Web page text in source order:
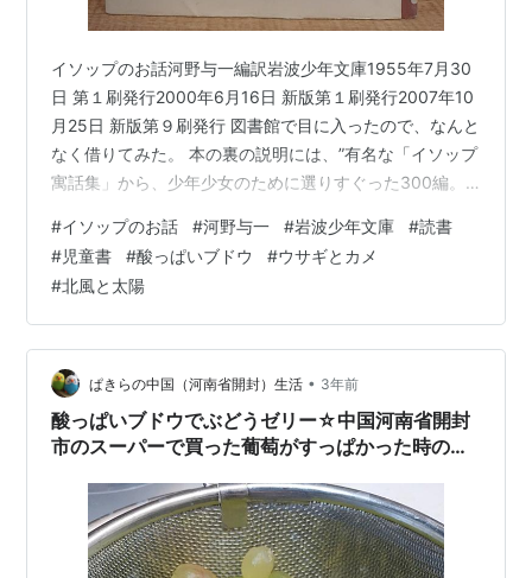
イソップのお話河野与一編訳岩波少年文庫1955年7月30
日 第１刷発行2000年6月16日 新版第１刷発行2007年10
月25日 新版第９刷発行 図書館で目に入ったので、なんと
なく借りてみた。 本の裏の説明には、”有名な「イソップ
寓話集」から、少年少女のために選りすぐった300編。
「肉をくわえたイヌ」「キツネとブドウ」など誰でも知
っている話から珍しい話まで、原典ギリシア語からの
訳。小学３・４年以上”とある。 たしかに、よく知ってい
る話。だけど、そうか、それもイソップか！というもの
も。「北風と太陽」なんて、絵本もたくさんあって、日
本の昔話かと思っ…
#イソップのお話 #河野与一 #岩波少年文庫 #読書
#児童書 #酸っぱいブドウ #ウサギとカメ
#北風と太陽
ぱきらの中国（河南省開封）生活 • 3年前
酸っぱいブドウでぶどうゼリー☆中国河南省開封
市のスーパーで買った葡萄がすっぱかった時の食